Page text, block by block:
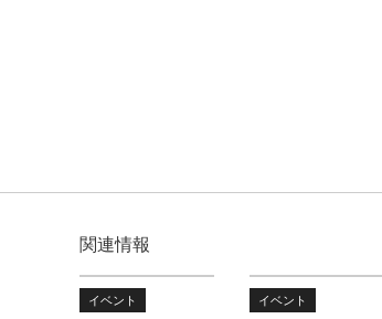
関連情報
イベント イベント